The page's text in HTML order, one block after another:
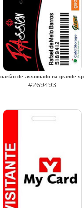
cartão de associado na grande sp
#269493